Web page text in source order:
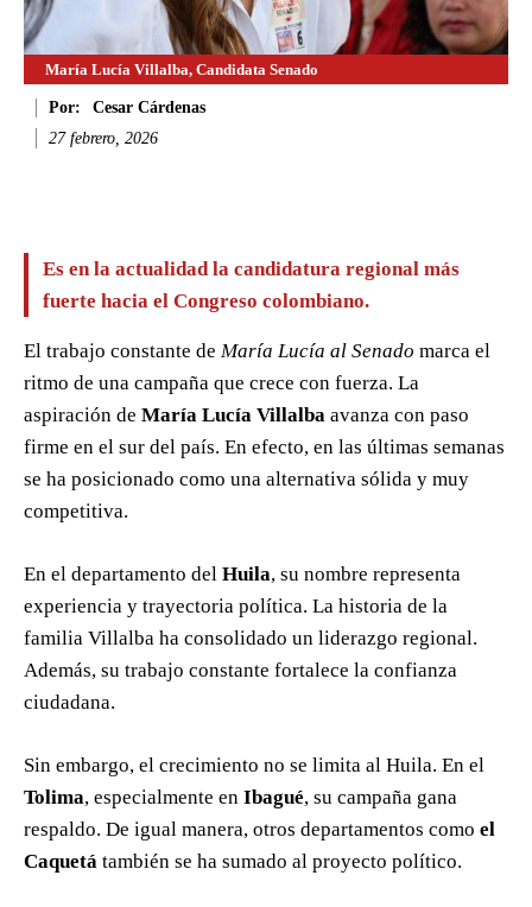
María Lucía Villalba, Candidata Senado
Por:
Cesar Cárdenas
27 febrero, 2026
Es en la actualidad la candidatura regional más
fuerte hacia el Congreso colombiano.
El trabajo constante de María Lucía al Senado marca el
ritmo de una campaña que crece con fuerza. La
aspiración de María Lucía Villalba avanza con paso
firme en el sur del país. En efecto, en las últimas semanas
se ha posicionado como una alternativa sólida y muy
competitiva.
En el departamento del Huila, su nombre representa
experiencia y trayectoria política. La historia de la
familia Villalba ha consolidado un liderazgo regional.
Además, su trabajo constante fortalece la confianza
ciudadana.
Sin embargo, el crecimiento no se limita al Huila. En el
Tolima, especialmente en Ibagué, su campaña gana
respaldo. De igual manera, otros departamentos como el
Caquetá también se ha sumado al proyecto político.